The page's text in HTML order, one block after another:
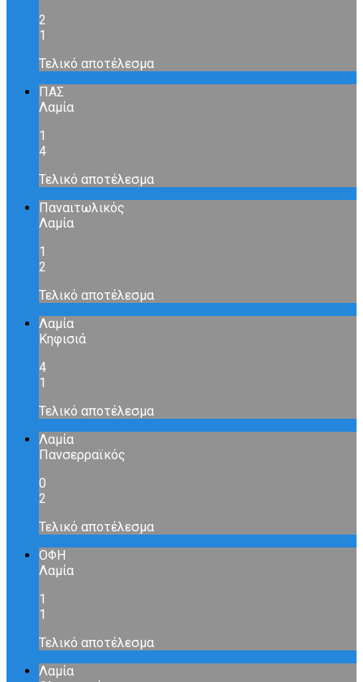
2
1
Τελικό αποτέλεσμα
ΠΑΣ
Λαμία
1
4
Τελικό αποτέλεσμα
Παναιτωλικός
Λαμία
1
2
Τελικό αποτέλεσμα
Λαμία
Κηφισιά
4
1
Τελικό αποτέλεσμα
Λαμία
Πανσερραϊκός
0
2
Τελικό αποτέλεσμα
ΟΦΗ
Λαμία
1
1
Τελικό αποτέλεσμα
Λαμία